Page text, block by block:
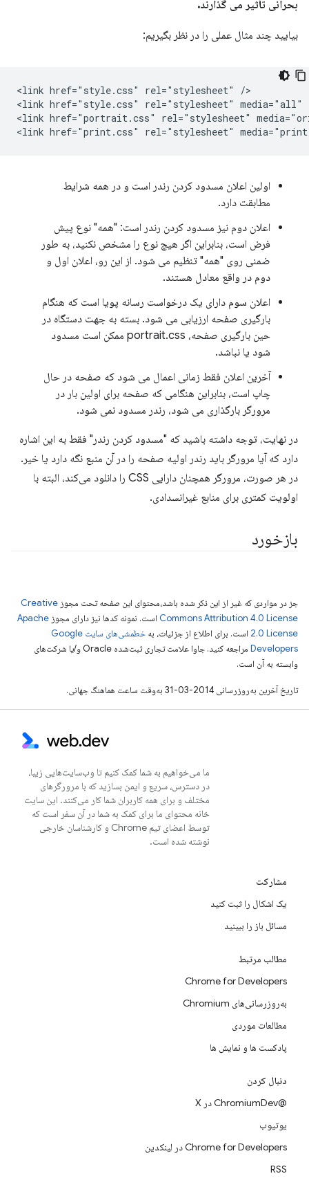
بحرانی تأثیر می گذارند.
بیایید چند مثال عملی را در نظر بگیریم:
<link href="style.css" rel="stylesheet" />
<link href="style.css" rel="stylesheet" media="all"
<link href="portrait.css" rel="stylesheet"
اولین اعلان مسدود کردن رندر است و در همه شرایط
مطابقت دارد.
اعلان دوم نیز مسدود کردن رندر است: "همه" نوع پیش
فرض است، بنابراین اگر هیچ نوع را مشخص نکنید، به طور
ضمنی روی "همه" تنظیم می شود. از این رو، اعلان اول و
دوم در واقع معادل هستند.
اعلان سوم دارای یک درخواست رسانه پویا است که هنگام
بارگیری صفحه ارزیابی می شود. بسته به جهت دستگاه در
حین بارگیری صفحه، portrait.css ممکن است مسدود
شود یا نباشد.
آخرین اعلان فقط زمانی اعمال می شود که صفحه در حال
چاپ است، بنابراین هنگامی که صفحه برای اولین بار در
مرورگر بارگذاری می شود، رندر مسدود نمی شود.
در نهایت، توجه داشته باشید که "مسدود کردن رندر" فقط به این اشاره
دارد که آیا مرورگر باید رندر اولیه صفحه را در آن منبع نگه دارد یا خیر.
در هر صورت، مرورگر همچنان دارایی CSS را دانلود می‌کند، البته با
اولویت کمتری برای منابع غیرانسدادی.
بازخورد
جز در مواردی که غیر از این ذکر شده باشد،‌محتوای این صفحه تحت مجوز Creative
Commons Attribution 4.0 License است. نمونه کدها نیز دارای مجوز Apache
2.0 License است. برای اطلاع از جزئیات، به
خطمشی‌های سایت Google
Developers‏
مراجعه کنید. جاوا علامت تجاری ثبت‌شده Oracle و/یا شرکت‌های
وابسته به آن است.
تاریخ آخرین به‌روزرسانی 2014-03-31 به‌وقت ساعت هماهنگ جهانی.
ما می‌خواهیم به شما کمک کنیم تا وب‌سایت‌هایی زیبا،
در دسترس، سریع و ایمن بسازید که با مرورگرهای
مختلف و برای همه کاربران شما کار می‌کنند. این سایت
خانه محتوای ما برای کمک به شما در آن سفر است که
توسط اعضای تیم Chrome و کارشناسان خارجی
نوشته شده است.
مشارکت
یک اشکال را ثبت کنید
مسائل باز را ببینید
مطالب مرتبط
Chrome for Developers
به‌روزرسانی‌های Chromium
مطالعات موردی
پادکست ها و نمایش ها
دنبال کردن
@ChromiumDev در X
یوتیوب
Chrome for Developers در لینکدین
RSS